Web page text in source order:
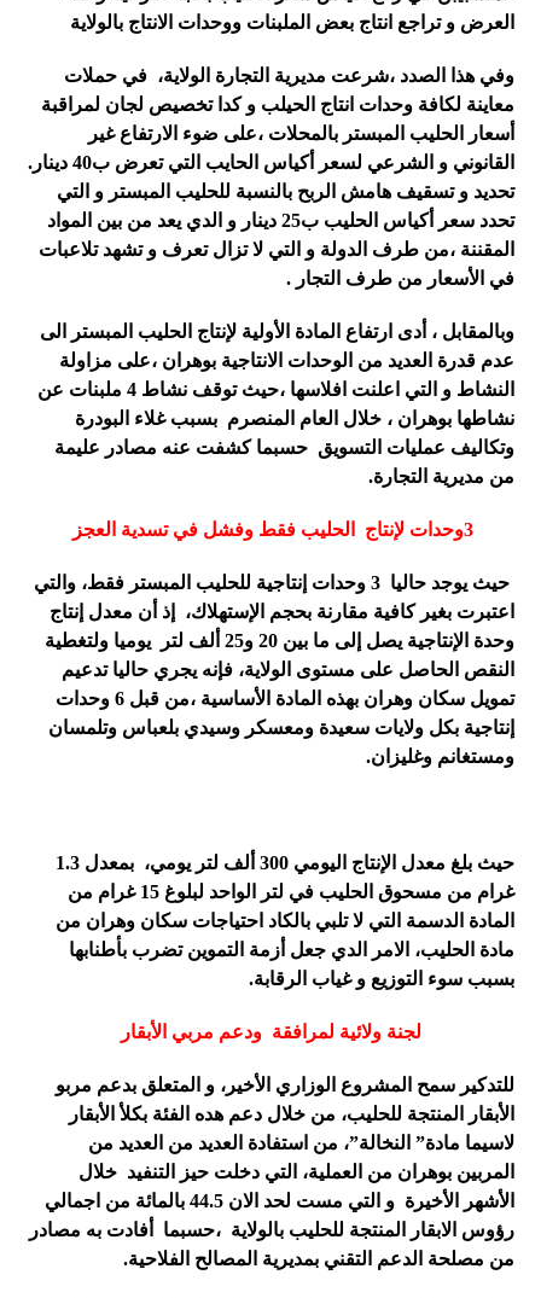
العرض و تراجع انتاج بعض الملبنات ووحدات الانتاج بالولاية
وفي هذا الصدد ،شرعت مديرية التجارة الولاية، في حملات
معاينة لكافة وحدات انتاج الحيلب و كدا تخصيص لجان لمراقبة
أسعار الحليب المبستر بالمحلات ،على ضوء الارتفاع غير
القانوني و الشرعي لسعر أكياس الحايب التي تعرض ب40 دينار.
تحديد و تسقيف هامش الربح بالنسبة للحليب المبستر و التي
تحدد سعر أكياس الحليب ب25 دينار و الدي يعد من بين المواد
المقننة ،من طرف الدولة و التي لا تزال تعرف و تشهد تلاعبات
في الأسعار من طرف التجار .
وبالمقابل ، أدى ارتفاع المادة الأولية لإنتاج الحليب المبستر الى
عدم قدرة العديد من الوحدات الانتاجية بوهران ،على مزاولة
النشاط و التي اعلنت افلاسها ،حيث توقف نشاط 4 ملبنات عن
نشاطها بوهران ، خلال العام المنصرم بسبب غلاء البودرة
وتكاليف عمليات التسويق حسبما كشفت عنه مصادر عليمة
من مديرية التجارة.
3وحدات لإنتاج الحليب فقط وفشل في تسدية العجز
حيث يوجد حاليا 3 وحدات إنتاجية للحليب المبستر فقط، والتي
اعتبرت بغير كافية مقارنة بحجم الإستهلاك، إذ أن معدل إنتاج
وحدة الإنتاجية يصل إلى ما بين 20 و25 ألف لتر يوميا ولتغطية
النقص الحاصل على مستوى الولاية، فإنه يجري حاليا تدعيم
تمويل سكان وهران بهذه المادة الأساسية ،من قبل 6 وحدات
إنتاجية بكل ولايات سعيدة ومعسكر وسيدي بلعباس وتلمسان
ومستغانم وغليزان.
حيث بلغ معدل الإنتاج اليومي 300 ألف لتر يومي، بمعدل 1.3
غرام من مسحوق الحليب في لتر الواحد لبلوغ 15 غرام من
المادة الدسمة التي لا تلبي بالكاد احتياجات سكان وهران من
مادة الحليب، الامر الدي جعل أزمة التموين تضرب بأطنابها
بسبب سوء التوزيع و غياب الرقابة.
لجنة ولائية لمرافقة ودعم مربي الأبقار
للتدكير سمح المشروع الوزاري الأخير، و المتعلق بدعم مربو
الأبقار المنتجة للحليب، من خلال دعم هده الفئة بكلأ الأبقار
لاسيما مادة” النخالة”، من استفادة العديد من العديد من
المربين بوهران من العملية، التي دخلت حيز التنفيد خلال
الأشهر الأخيرة و التي مست لحد الان 44.5 بالمائة من اجمالي
رؤوس الابقار المنتجة للحليب بالولاية ،حسبما أفادت به مصادر
من مصلحة الدعم التقني بمديرية المصالح الفلاحية.